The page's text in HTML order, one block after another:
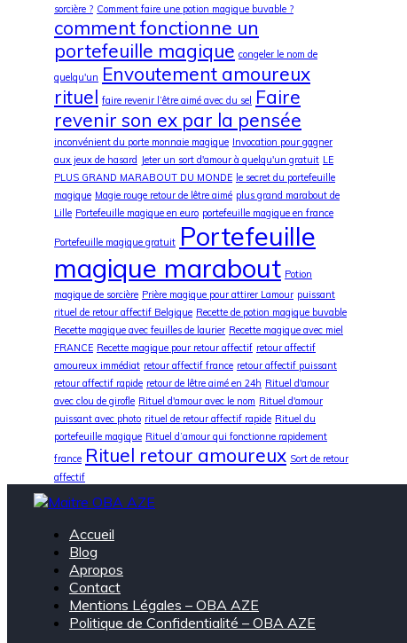
sorcière ? Comment faire une potion magique buvable ?
comment fonctionne un
portefeuille magique congeler le nom de
quelqu'un Envoutement amoureux
rituel faire revenir l’être aimé avec du sel
Faire
revenir son ex par la pensée
inconvénient du porte monnaie magique Invocation pour gagner
aux jeux de hasard Jeter un sort d'amour à quelqu'un gratuit LE
PLUS GRAND MARABOUT DU MONDE le secret du portefeuille
magique Magie rouge retour de lêtre aimé plus grand marabout de
Lille Portefeuille magique en euro portefeuille magique en france
Portefeuille magique gratuit Portefeuille
magique marabout Potion
magique de sorcière Prière magique pour attirer Lamour puissant
rituel de retour affectif Belgique Recette de potion magique buvable
Recette magique avec feuilles de laurier Recette magique avec miel
FRANCE Recette magique pour retour affectif retour affectif
amoureux immédiat retour affectif france retour affectif puissant
retour affectif rapide retour de lêtre aimé en 24h Rituel d'amour
avec clou de girofle Rituel d'amour avec le nom Rituel d'amour
puissant avec photo rituel de retour affectif rapide Rituel du
portefeuille magique Rituel d’amour qui fonctionne rapidement
france Rituel retour amoureux Sort de retour
affectif
Accueil
Blog
Apropos
Contact
Mentions Légales – OBA AZE
Politique de Confidentialité – OBA AZE